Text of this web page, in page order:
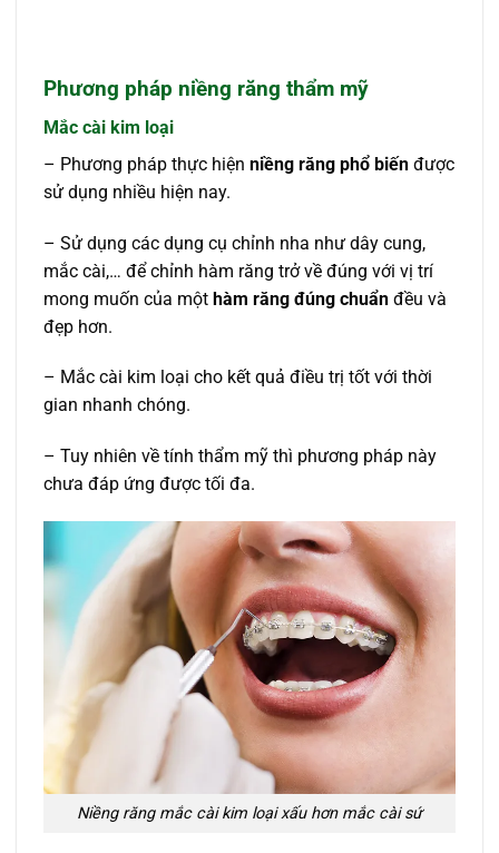
Phương pháp niềng răng thẩm mỹ
Mắc cài kim loại
– Phương pháp thực hiện niềng răng phổ biến được
sử dụng nhiều hiện nay.
– Sử dụng các dụng cụ chỉnh nha như dây cung,
mắc cài,… để chỉnh hàm răng trở về đúng với vị trí
mong muốn của một hàm răng đúng chuẩn đều và
đẹp hơn.
– Mắc cài kim loại cho kết quả điều trị tốt với thời
gian nhanh chóng.
– Tuy nhiên về tính thẩm mỹ thì phương pháp này
chưa đáp ứng được tối đa.
Niềng răng mắc cài kim loại xấu hơn mắc cài sứ